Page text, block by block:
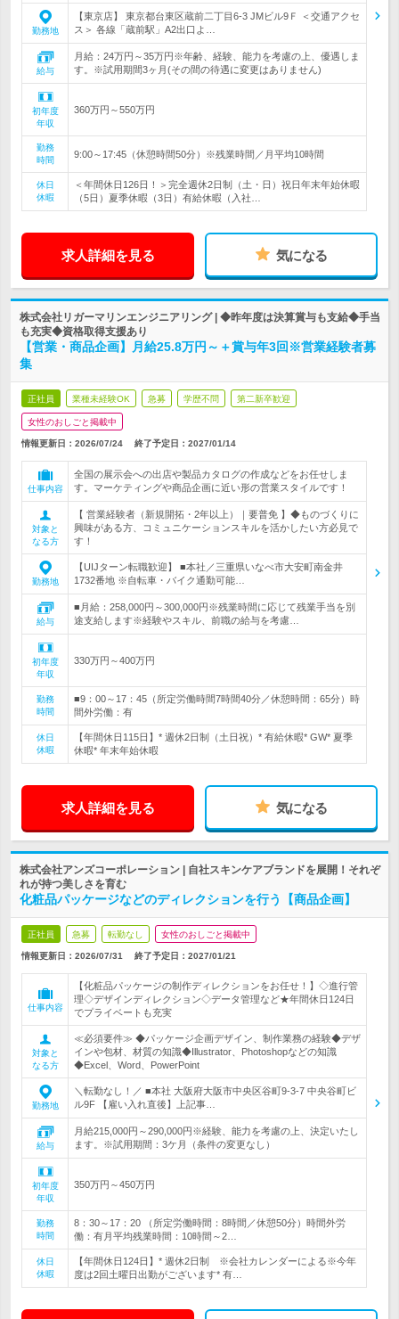
勤務地
【東京店】 東京都台東区蔵前二丁目6-3 JMビル9Ｆ ＜交通アクセ
ス＞ 各線「蔵前駅」A2出口よ…
給与
月給：24万円～35万円※年齢、経験、能力を考慮の上、優遇しま
す。※試用期間3ヶ月(その間の待遇に変更はありません)
初年度
年収
360万円～550万円
勤務
時間
9:00～17:45（休憩時間50分）※残業時間／月平均10時間
休日
休暇
＜年間休日126日！＞完全週休2日制（土・日）祝日年末年始休暇
（5日）夏季休暇（3日）有給休暇（入社…
求人詳細を見る 気になる
株式会社リガーマリンエンジニアリング | ◆昨年度は決算賞与も支給◆手当
も充実◆資格取得支援あり
【営業・商品企画】月給25.8万円～＋賞与年3回※営業経験者募
集
正社員 業種未経験OK 急募 学歴不問 第二新卒歓迎
女性のおしごと掲載中
情報更新日：2026/07/24 終了予定日： 2027/01/14
仕事内容
全国の展示会への出店や製品カタログの作成などをお任せしま
す。マーケティングや商品企画に近い形の営業スタイルです！
対象と
なる方
【 営業経験者（新規開拓・2年以上）｜要普免 】◆ものづくりに
興味がある方、コミュニケーションスキルを活かしたい方必見で
す！
勤務地
【UIJターン転職歓迎】 ■本社／三重県いなべ市大安町南金井
1732番地 ※自転車・バイク通勤可能…
給与
■月給：258,000円～300,000円※残業時間に応じて残業手当を別
途支給します※経験やスキル、前職の給与を考慮…
初年度
年収
330万円～400万円
勤務
時間
■9：00～17：45（所定労働時間7時間40分／休憩時間：65分）時
間外労働：有
休日
休暇
【年間休日115日】* 週休2日制（土日祝）* 有給休暇* GW* 夏季
休暇* 年末年始休暇
求人詳細を見る 気になる
株式会社アンズコーポレーション | 自社スキンケアブランドを展開！それぞ
れが持つ美しさを育む
化粧品パッケージなどのディレクションを行う【商品企画】
正社員 急募 転勤なし 女性のおしごと掲載中
情報更新日：2026/07/31 終了予定日： 2027/01/21
仕事内容
【化粧品パッケージの制作ディレクションをお任せ！】◇進行管
理◇デザインディレクション◇データ管理など★年間休日124日
でプライベートも充実
対象と
なる方
≪必須要件≫ ◆パッケージ企画デザイン、制作業務の経験◆デザ
インや包材、材質の知識◆Illustrator、Photoshopなどの知識
◆Excel、Word、PowerPoint
勤務地
＼転勤なし！／ ■本社 大阪府大阪市中央区谷町9-3-7 中央谷町ビ
ル9F 【雇い入れ直後】上記事…
給与
月給215,000円～290,000円※経験、能力を考慮の上、決定いたし
ます。※試用期間：3ケ月（条件の変更なし）
初年度
年収
350万円～450万円
勤務
時間
8：30～17：20 （所定労働時間：8時間／休憩50分）時間外労
働：有月平均残業時間：10時間～2…
休日
休暇
【年間休日124日】* 週休2日制 ※会社カレンダーによる※今年
度は2回土曜日出勤がございます* 有…